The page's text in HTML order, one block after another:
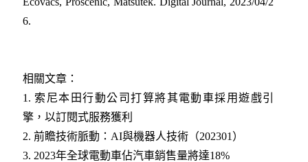
6.
相關文章：
1. 索尼本田行動公司打算將其電動車採用遊戲引
擎，以訂閱式服務獲利
2. 前瞻技術脈動：AI與機器人技術（202301）
3. 2023年全球電動車佔汽車銷售量將達18%